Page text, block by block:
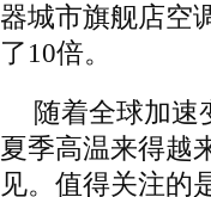
器城市旗舰店空
了10倍。
随着全球加速
夏季高温来得越
见。值得关注的